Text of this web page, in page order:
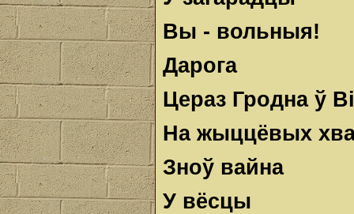
Вы - вольныя!
Дарога
Цераз Гродна ў
На жыццёвых
Зноў вайна
У вёсцы